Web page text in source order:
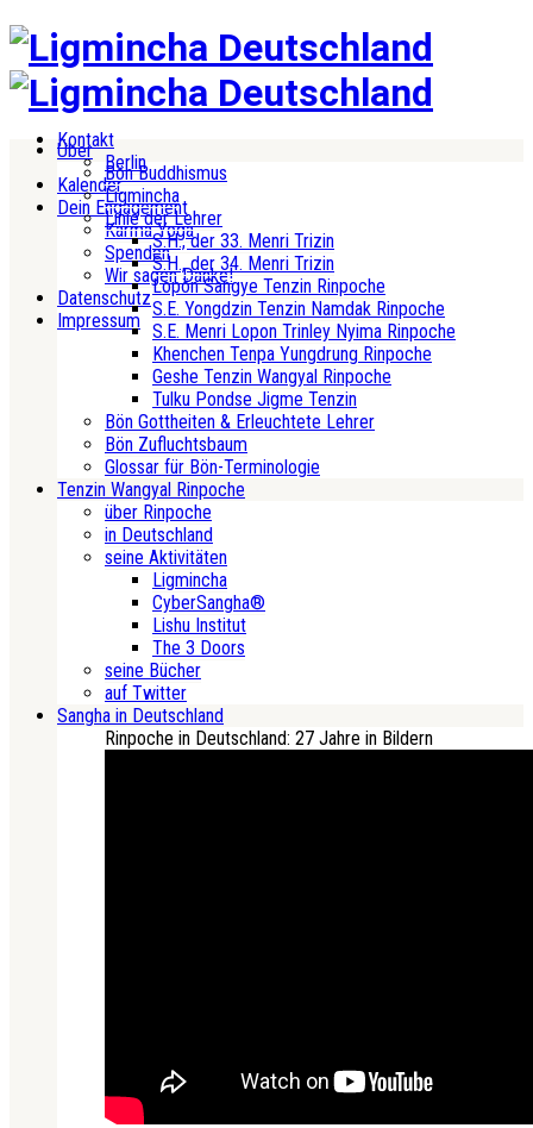
Kontakt
Berlin
Kalender
Dein Engagement
Karma Yoga
Spenden
Wir sagen Danke!
Datenschutz
Impressum
Über
Bön Buddhismus
Ligmincha
Linie der Lehrer
S.H., der 33. Menri Trizin
S.H., der 34. Menri Trizin
Lopön Sangye Tenzin Rinpoche
S.E. Yongdzin Tenzin Namdak Rinpoche
S.E. Menri Lopon Trinley Nyima Rinpoche
Khenchen Tenpa Yungdrung Rinpoche
Geshe Tenzin Wangyal Rinpoche
Tulku Pondse Jigme Tenzin
Bön Gottheiten & Erleuchtete Lehrer
Bön Zufluchtsbaum
Glossar für Bön-Terminologie
Tenzin Wangyal Rinpoche
über Rinpoche
in Deutschland
seine Aktivitäten
Ligmincha
CyberSangha®
Lishu Institut
The 3 Doors
seine Bücher
auf Twitter
Sangha in Deutschland
Rinpoche in Deutschland: 27 Jahre in Bildern